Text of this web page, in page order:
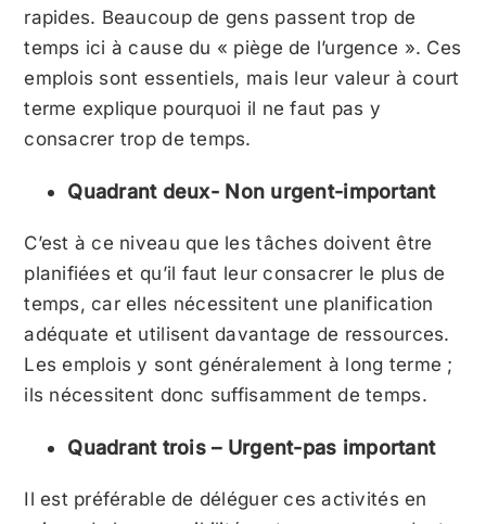
rapides. Beaucoup de gens passent trop de
temps ici à cause du « piège de l’urgence ». Ces
emplois sont essentiels, mais leur valeur à court
terme explique pourquoi il ne faut pas y
consacrer trop de temps.
Quadrant deux- Non urgent-important
C’est à ce niveau que les tâches doivent être
planifiées et qu’il faut leur consacrer le plus de
temps, car elles nécessitent une planification
adéquate et utilisent davantage de ressources.
Les emplois y sont généralement à long terme ;
ils nécessitent donc suffisamment de temps.
Quadrant trois – Urgent-pas important
Il est préférable de déléguer ces activités en